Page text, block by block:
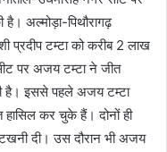
अल्मोड़ा-पिथौरागढ़
प्रदीप टम्टा को करीब 2 लाख
पर अजय टम्टा ने जीत
है। इससे पहले अजय टम्टा
कर चुके हैं। दोनों ही
दी। उस दौरान भी अजय